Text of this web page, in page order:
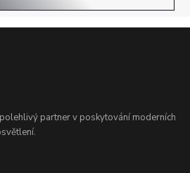
partner v poskytování moderních